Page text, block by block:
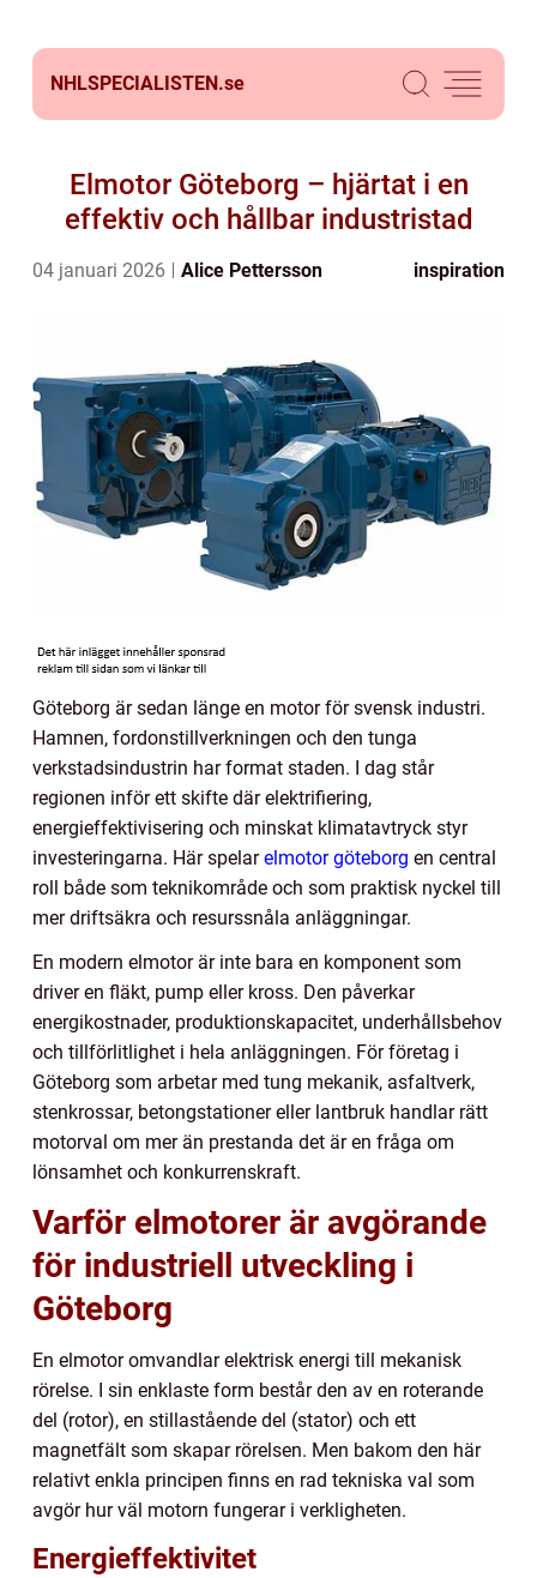
NHLSPECIALISTEN.se
Elmotor Göteborg – hjärtat i en
effektiv och hållbar industristad
04 januari 2026 Alice Pettersson inspiration
Göteborg är sedan länge en motor för svensk industri.
Hamnen, fordonstillverkningen och den tunga
verkstadsindustrin har format staden. I dag står
regionen inför ett skifte där elektrifiering,
energieffektivisering och minskat klimatavtryck styr
investeringarna. Här spelarelmotor göteborg en central
roll både som teknikområde och som praktisk nyckel till
mer driftsäkra och resurssnåla anläggningar.
En modern elmotor är inte bara en komponent som
driver en fläkt, pump eller kross. Den påverkar
energikostnader, produktionskapacitet, underhållsbehov
och tillförlitlighet i hela anläggningen. För företag i
Göteborg som arbetar med tung mekanik, asfaltverk,
stenkrossar, betongstationer eller lantbruk handlar rätt
motorval om mer än prestanda det är en fråga om
lönsamhet och konkurrenskraft.
Varför elmotorer är avgörande
för industriell utveckling i
Göteborg
En elmotor omvandlar elektrisk energi till mekanisk
rörelse. I sin enklaste form består den av en roterande
del (rotor), en stillastående del (stator) och ett
magnetfält som skapar rörelsen. Men bakom den här
relativt enkla principen finns en rad tekniska val som
avgör hur väl motorn fungerar i verkligheten.
Energieffektivitet